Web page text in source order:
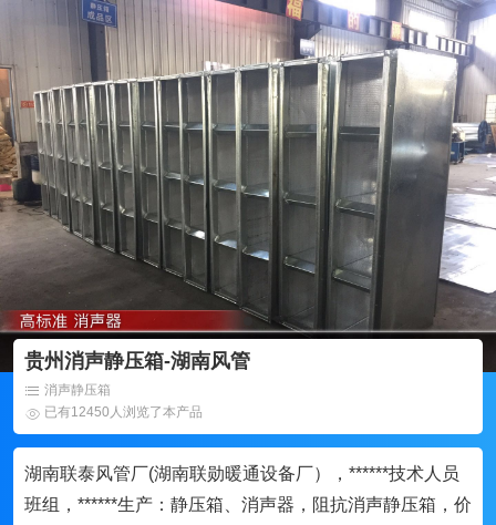
贵州消声静压箱-湖南风管
消声静压箱
已有12450人浏览了本产品
湖南联泰风管厂(湖南联勋暖通设备厂），******技术人员
班组，******生产：静压箱、消声器，阻抗消声静压箱，价